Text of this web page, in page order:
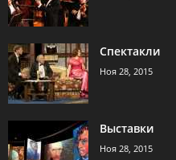
Спектакли
Ноя 28, 2015
Выставки
Ноя 28, 2015